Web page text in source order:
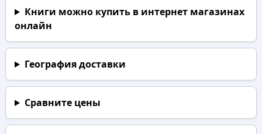
Книги можно купить в интернет магазинах
онлайн
География доставки
Сравните цены